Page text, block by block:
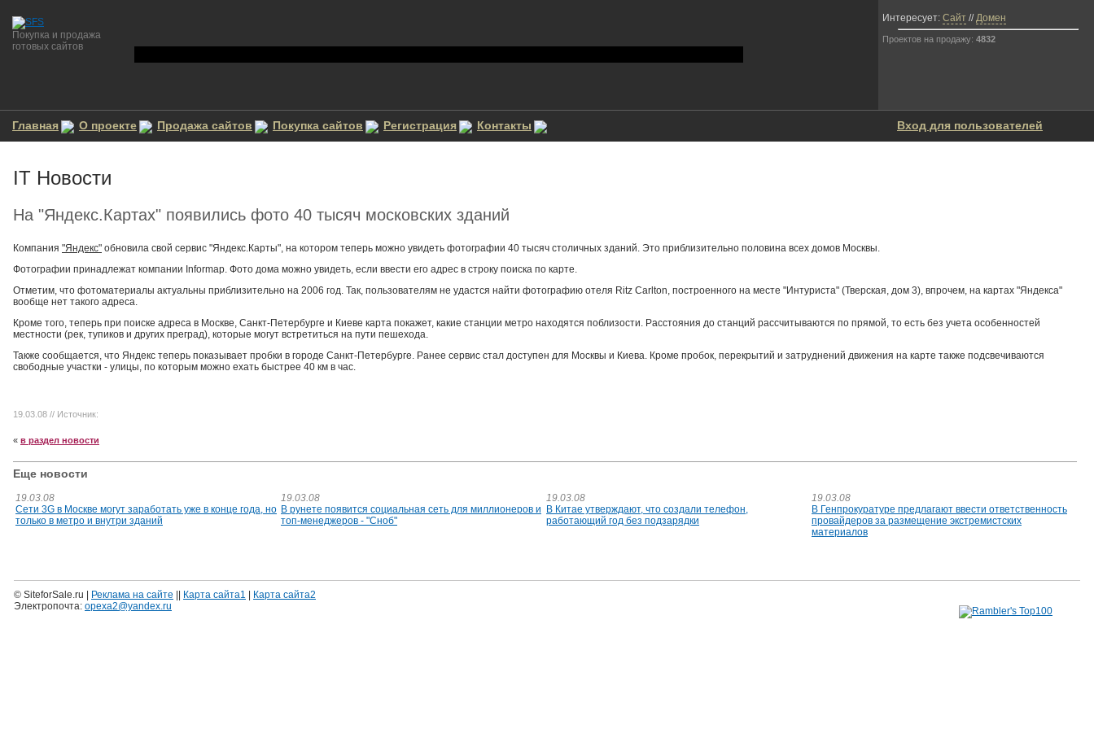
Покупка и продажа
готовых сайтов
Интересует: Сайт //Домен
Проектов на продажу: 4832
Главная О проекте Продажа сайтов Покупка сайтов Регистрация Контакты Вход для пользователей
IT Новости
На "Яндекс.Картах" появились фото 40 тысяч московских зданий
Компания "Яндекс" обновила свой сервис "Яндекс.Карты", на котором теперь можно увидеть фотографии 40 тысяч столичных зданий. Это приблизительно половина всех домов Москвы.
Фотографии принадлежат компании Informap. Фото дома можно увидеть, если ввести его адрес в строку поиска по карте.
Отметим, что фотоматериалы актуальны приблизительно на 2006 год. Так, пользователям не удастся найти фотографию отеля Ritz Carlton, построенного на месте "Интуриста" (Тверская, дом 3), впрочем, на картах "Яндекса"
вообще нет такого адреса.
Кроме того, теперь при поиске адреса в Москве, Санкт-Петербурге и Киеве карта покажет, какие станции метро находятся поблизости. Расстояния до станций рассчитываются по прямой, то есть без учета особенностей
местности (рек, тупиков и других преград), которые могут встретиться на пути пешехода.
Также сообщается, что Яндекс теперь показывает пробки в городе Санкт-Петербурге. Ранее сервис стал доступен для Москвы и Киева. Кроме пробок, перекрытий и затруднений движения на карте также подсвечиваются
свободные участки - улицы, по которым можно ехать быстрее 40 км в час.
19.03.08 // Источник:
« в раздел новости
Еще новости
19.03.08
Сети 3G в Москве могут заработать уже в конце года, но
только в метро и внутри зданий
19.03.08
В рунете появится социальная сеть для миллионеров и
топ-менеджеров - "Сноб"
19.03.08
В Китае утверждают, что создали телефон,
работающий год без подзарядки
19.03.08
В Генпрокуратуре предлагают ввести ответственность
провайдеров за размещение экстремистских
материалов
© SiteforSale.ru | Реклама на сайте Карта сайта1
Карта сайта2
Электропочта: opexa2@yandex.ru